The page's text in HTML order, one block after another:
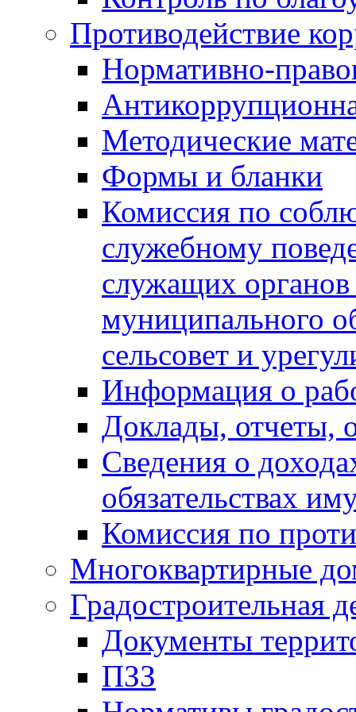
Противодействие
Нормативно-
Методические
Формы и бланки
Комиссия по
служебному
служащих органов
муниципального
сельсовет и
Информация о
Доклады, отчеты,
Сведения о
обязательствах
Комиссия по
Многоквартирные
Градостроительная
Документы
ПЗЗ